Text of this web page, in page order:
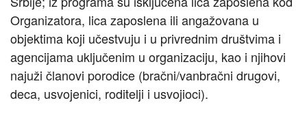
Organizatora, lica zaposlena ili angažovana u
objektima koji učestvuju i u privrednim društvima i
agencijama uključenim u organizaciju, kao i njihovi
najuži članovi porodice (bračni/vanbračni drugovi,
deca, usvojenici, roditelji i usvojioci).